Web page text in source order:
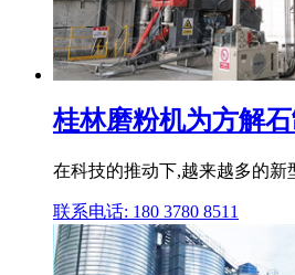
桂林磨粉机为方解
在科技的推动下,越来越多的
联系电话: 180 3780 8511